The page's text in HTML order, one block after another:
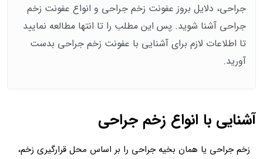
جراحی، دلایل بروز عفونت زخم جراحی و انواع عفونت زخم
جراحی آشنا شوید. پس این مطلب را تا انتها مطالعه نمایید
تا اطلاعات لازم برای آشنایی با عفونت زخم جراحی بدست
آورید.
آشنایی با انواع زخم جراحی
زخم جراحی یا همان بخیه جراحی را بر اساس محل قرارگیری زخم،